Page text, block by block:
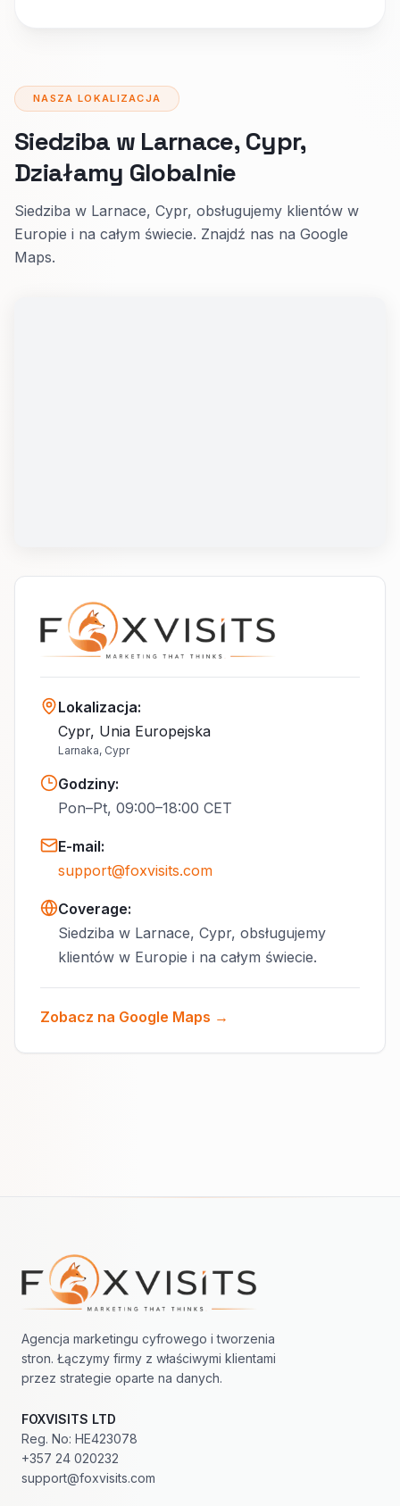
NASZA LOKALIZACJA
Siedziba w Larnace, Cypr,
Działamy Globalnie
Siedziba w Larnace, Cypr, obsługujemy klientów w
Europie i na całym świecie. Znajdź nas na Google
Maps.
Lokalizacja:
Cypr, Unia Europejska
Larnaka, Cypr
Godziny:
Pon–Pt, 09:00–18:00 CET
E-mail:
support@foxvisits.com
Coverage:
Siedziba w Larnace, Cypr, obsługujemy
klientów w Europie i na całym świecie.
Zobacz na Google Maps →
Nawigacja w stopce
Agencja marketingu cyfrowego i tworzenia
stron. Łączymy firmy z właściwymi klientami
przez strategie oparte na danych.
FOXVISITS LTD
Reg. No: HE423078
+357 24 020232
support@foxvisits.com